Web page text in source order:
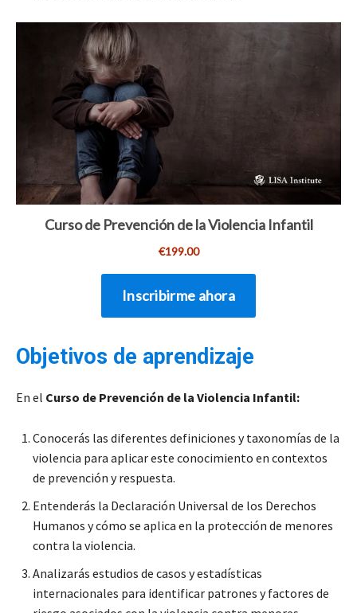
Objetivos de aprendizaje
En el Curso de Prevención de la Violencia Infantil:
Conocerás las diferentes definiciones y taxonomías de la
violencia para aplicar este conocimiento en contextos
de prevención y respuesta.
Entenderás la Declaración Universal de los Derechos
Humanos y cómo se aplica en la protección de menores
contra la violencia.
Analizarás estudios de casos y estadísticas
internacionales para identificar patrones y factores de